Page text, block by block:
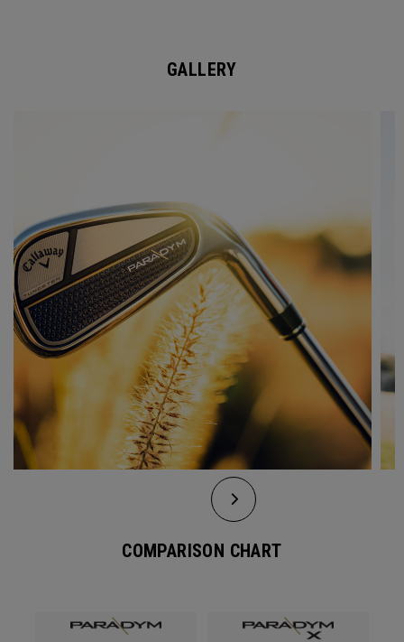
GALLERY
COMPARISON CHART